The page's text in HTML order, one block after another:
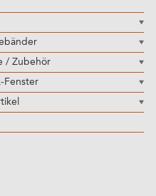
/ Zubehör
Fenster